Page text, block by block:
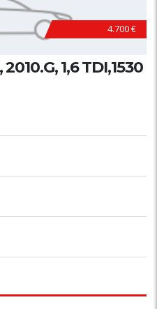
4.700 €
1,6 TDI,1530